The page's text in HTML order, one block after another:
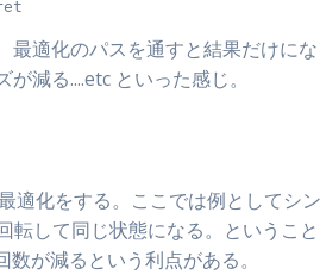
最適化のパスを通すと結果だけ
減る....etc といった感じ。
適化をする。ここでは例として
転して同じ状態になる。という
が減るという利点がある。